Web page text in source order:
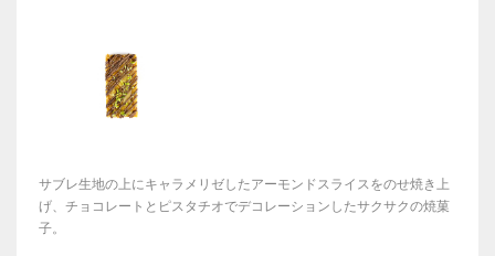
サブレ生地の上にキャラメリゼしたアーモンドスライスをのせ焼き上
げ、チョコレートとピスタチオでデコレーションしたサクサクの焼菓
子。